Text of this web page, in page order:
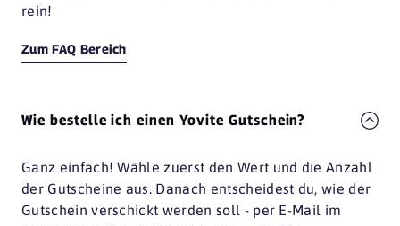
rein!
Zum FAQ Bereich
Wie bestelle ich einen Yovite Gutschein?
Ganz einfach! Wähle zuerst den Wert und die Anzahl
der Gutscheine aus. Danach entscheidest du, wie der
Gutschein verschickt werden soll - per E-Mail im